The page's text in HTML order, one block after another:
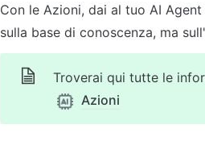
Con le Azioni, dai al tuo AI
Troverai qui tutte le
Azioni